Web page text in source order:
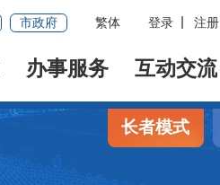
市政府 繁体 登录 注册
办事服务 互动交流
长者模式